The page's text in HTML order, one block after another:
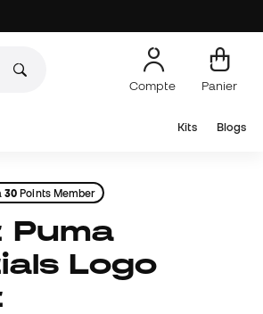
Compte Panier
Kits Blogs
30 Points Member
Logo